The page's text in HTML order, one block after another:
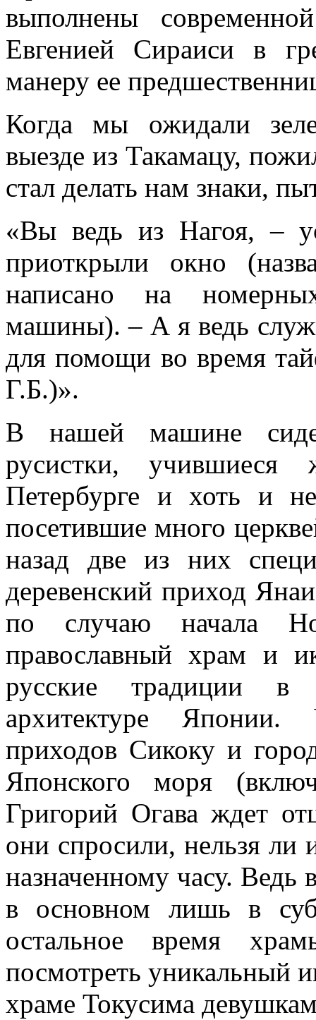
выполнены
Евгенией Сираиси в
манеру ее
Когда мы ожидали
выезде из Такамацу,
стал делать нам знаки,
«Вы ведь из Нагоя, –
приоткрыли окно
написано на
машины). – А я ведь
для помощи во время
Г.Б.)».
В нашей машине
русистки,
Петербурге и хоть и
посетившие много
назад две из них
деревенский приход
по случаю начала
православный храм и
русские традиции в
архитектуре
приходов Сикоку и
Японского моря
Григорий Огава ждет
они спросили, нельзя
назначенному часу.
в основном лишь в
остальное время
посмотреть уникальный
храме Токусима